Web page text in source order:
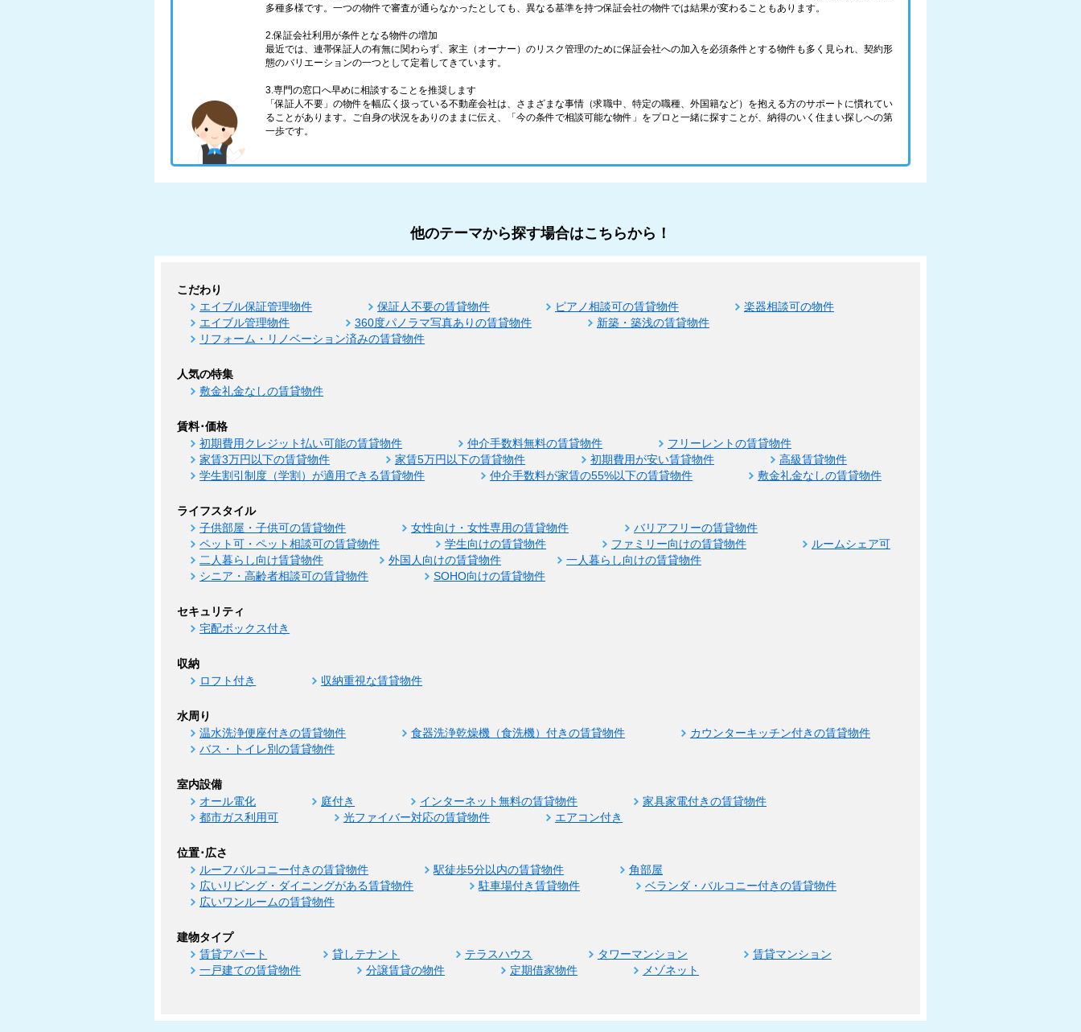
多種多様です。一つの物件で審査が通らなかったとしても、異なる基準を持つ保証会社の物件では結果が変わることもあります。
2.保証会社利用が条件となる物件の増加
最近では、連帯保証人の有無に関わらず、家主（オーナー）のリスク管理のために保証会社への加入を必須条件とする物件も多く見られ、契約形
態のバリエーションの一つとして定着してきています。
3.専門の窓口へ早めに相談することを推奨します
「保証人不要」の物件を幅広く扱っている不動産会社は、さまざまな事情（求職中、特定の職種、外国籍など）を抱える方のサポートに慣れてい
ることがあります。ご自身の状況をありのままに伝え、「今の条件で相談可能な物件」をプロと一緒に探すことが、納得のいく住まい探しへの第
一歩です。
他のテーマから探す場合はこちらから！
こだわり
エイブル保証管理物件 保証人不要の賃貸物件 ピアノ相談可の賃貸物件
楽器相談可の物件
エイブル管理物件
360度パノラマ写真ありの賃貸物件
新築・築浅の賃貸物件
リフォーム・リノベーション済みの賃貸物件
人気の特集
敷金礼金なしの賃貸物件
賃料･価格
初期費用クレジット払い可能の賃貸物件 仲介手数料無料の賃貸物件
フリーレントの賃貸物件
家賃3万円以下の賃貸物件
家賃5万円以下の賃貸物件 初期費用が安い賃貸物件
高級賃貸物件
学生割引制度（学割）が適用できる賃貸物件
仲介手数料が家賃の55%以下の賃貸物件 敷金礼金なしの賃貸物件
ライフスタイル
子供部屋・子供可の賃貸物件 女性向け・女性専用の賃貸物件
バリアフリーの賃貸物件
ペット可・ペット相談可の賃貸物件
学生向けの賃貸物件 ファミリー向けの賃貸物件
ルームシェア可
二人暮らし向け賃貸物件
外国人向けの賃貸物件
一人暮らし向けの賃貸物件
シニア・高齢者相談可の賃貸物件
SOHO向けの賃貸物件
セキュリティ
宅配ボックス付き
収納
ロフト付き 収納重視な賃貸物件
水周り
温水洗浄便座付きの賃貸物件 食器洗浄乾燥機（食洗機）付きの賃貸物件
カウンターキッチン付きの賃貸物件
バス・トイレ別の賃貸物件
室内設備
オール電化 庭付き インターネット無料の賃貸物件
家具家電付きの賃貸物件
都市ガス利用可
光ファイバー対応の賃貸物件 エアコン付き
位置･広さ
ルーフバルコニー付きの賃貸物件 駅徒歩5分以内の賃貸物件
角部屋
広いリビング・ダイニングがある賃貸物件
駐車場付き賃貸物件
ベランダ・バルコニー付きの賃貸物件
広いワンルームの賃貸物件
建物タイプ
賃貸アパート 貸しテナント テラスハウス タワーマンション
賃貸マンション
一戸建ての賃貸物件
分譲賃貸の物件 定期借家物件 メゾネット